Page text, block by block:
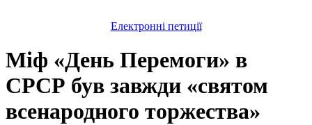
Електронні петиції
Міф «День Перемоги» в
СРСР був завжди «святом
всенародного торжества»